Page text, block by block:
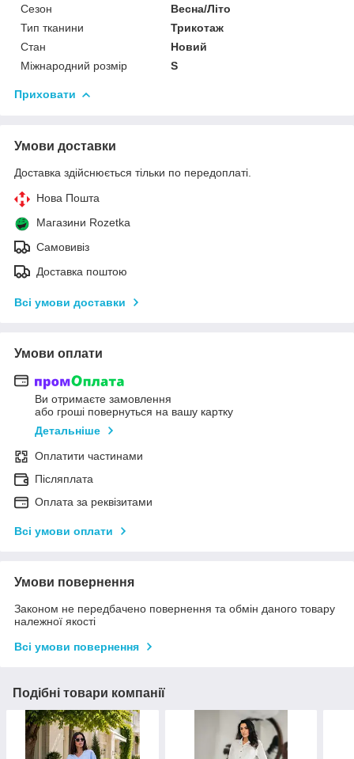
Сезон
Весна/Літо
Тип тканини
Трикотаж
Стан
Новий
Міжнародний розмір
S
Приховати
Умови доставки
Доставка здійснюється тільки по передоплаті.
Нова Пошта
Магазини Rozetka
Самовивіз
Доставка поштою
Всі умови доставки
Умови оплати
Ви отримаєте замовлення
або гроші повернуться на вашу картку
Детальніше
Оплатити частинами
Післяплата
Оплата за реквізитами
Всі умови оплати
Умови повернення
Законом не передбачено повернення та обмін даного товару
належної якості
Всі умови повернення
Подібні товари компанії